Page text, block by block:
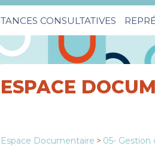
CONSULTATIVES
ESPACE
Espace Documentaire > 05- Gestion